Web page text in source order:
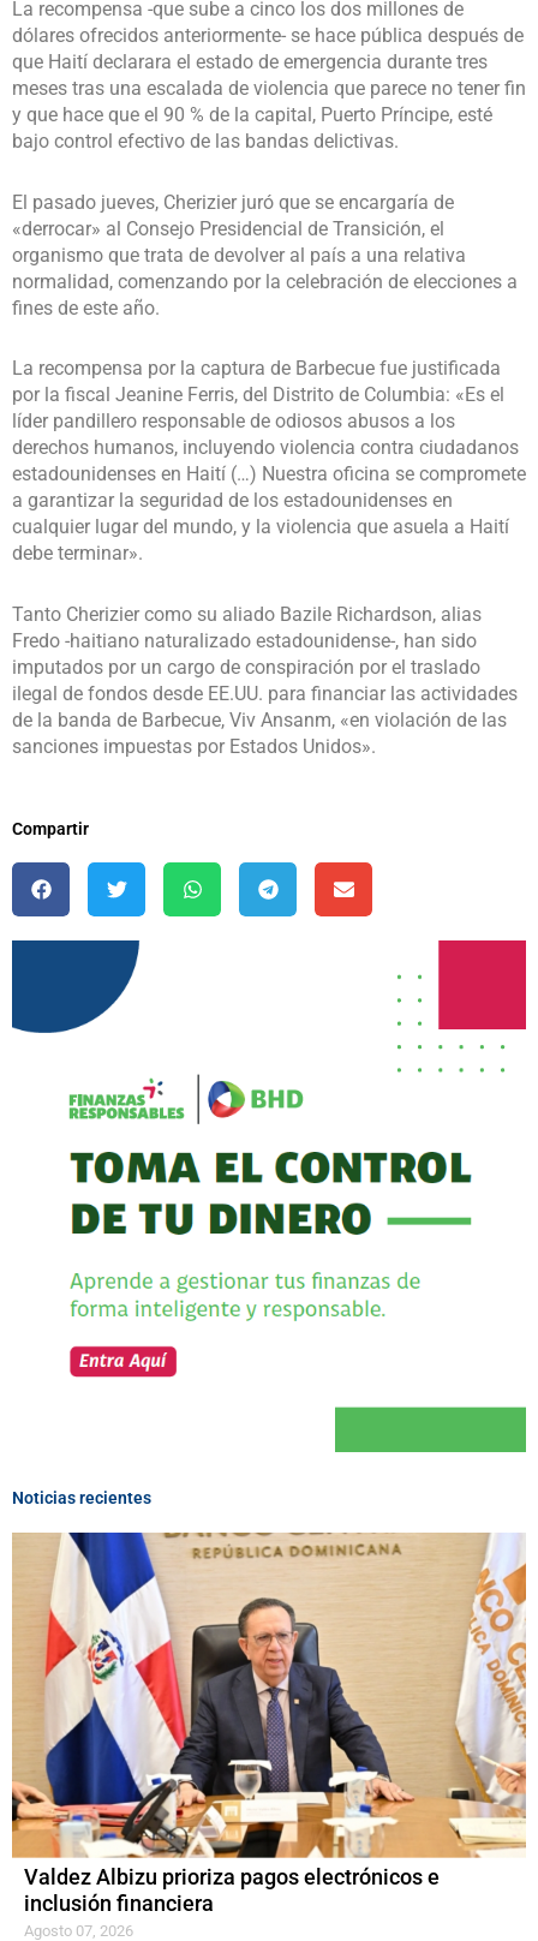
La recompensa -que sube a cinco los dos millones de
dólares ofrecidos anteriormente- se hace pública después de
que Haití declarara el estado de emergencia durante tres
meses tras una escalada de violencia que parece no tener fin
y que hace que el 90 % de la capital, Puerto Príncipe, esté
bajo control efectivo de las bandas delictivas.
El pasado jueves, Cherizier juró que se encargaría de
«derrocar» al Consejo Presidencial de Transición, el
organismo que trata de devolver al país a una relativa
normalidad, comenzando por la celebración de elecciones a
fines de este año.
La recompensa por la captura de Barbecue fue justificada
por la fiscal Jeanine Ferris, del Distrito de Columbia: «Es el
líder pandillero responsable de odiosos abusos a los
derechos humanos, incluyendo violencia contra ciudadanos
estadounidenses en Haití (…) Nuestra oficina se compromete
a garantizar la seguridad de los estadounidenses en
cualquier lugar del mundo, y la violencia que asuela a Haití
debe terminar».
Tanto Cherizier como su aliado Bazile Richardson, alias
Fredo -haitiano naturalizado estadounidense-, han sido
imputados por un cargo de conspiración por el traslado
ilegal de fondos desde EE.UU. para financiar las actividades
de la banda de Barbecue, Viv Ansanm, «en violación de las
sanciones impuestas por Estados Unidos».
Compartir
Noticias recientes
Valdez Albizu prioriza pagos electrónicos e
inclusión financiera
Agosto 07, 2026